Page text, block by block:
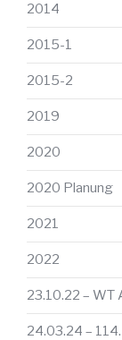
2014
2015-1
2015-2
2019
2020
2020 Planung
2021
2022
23.10.22 – WT
24.03.24 –